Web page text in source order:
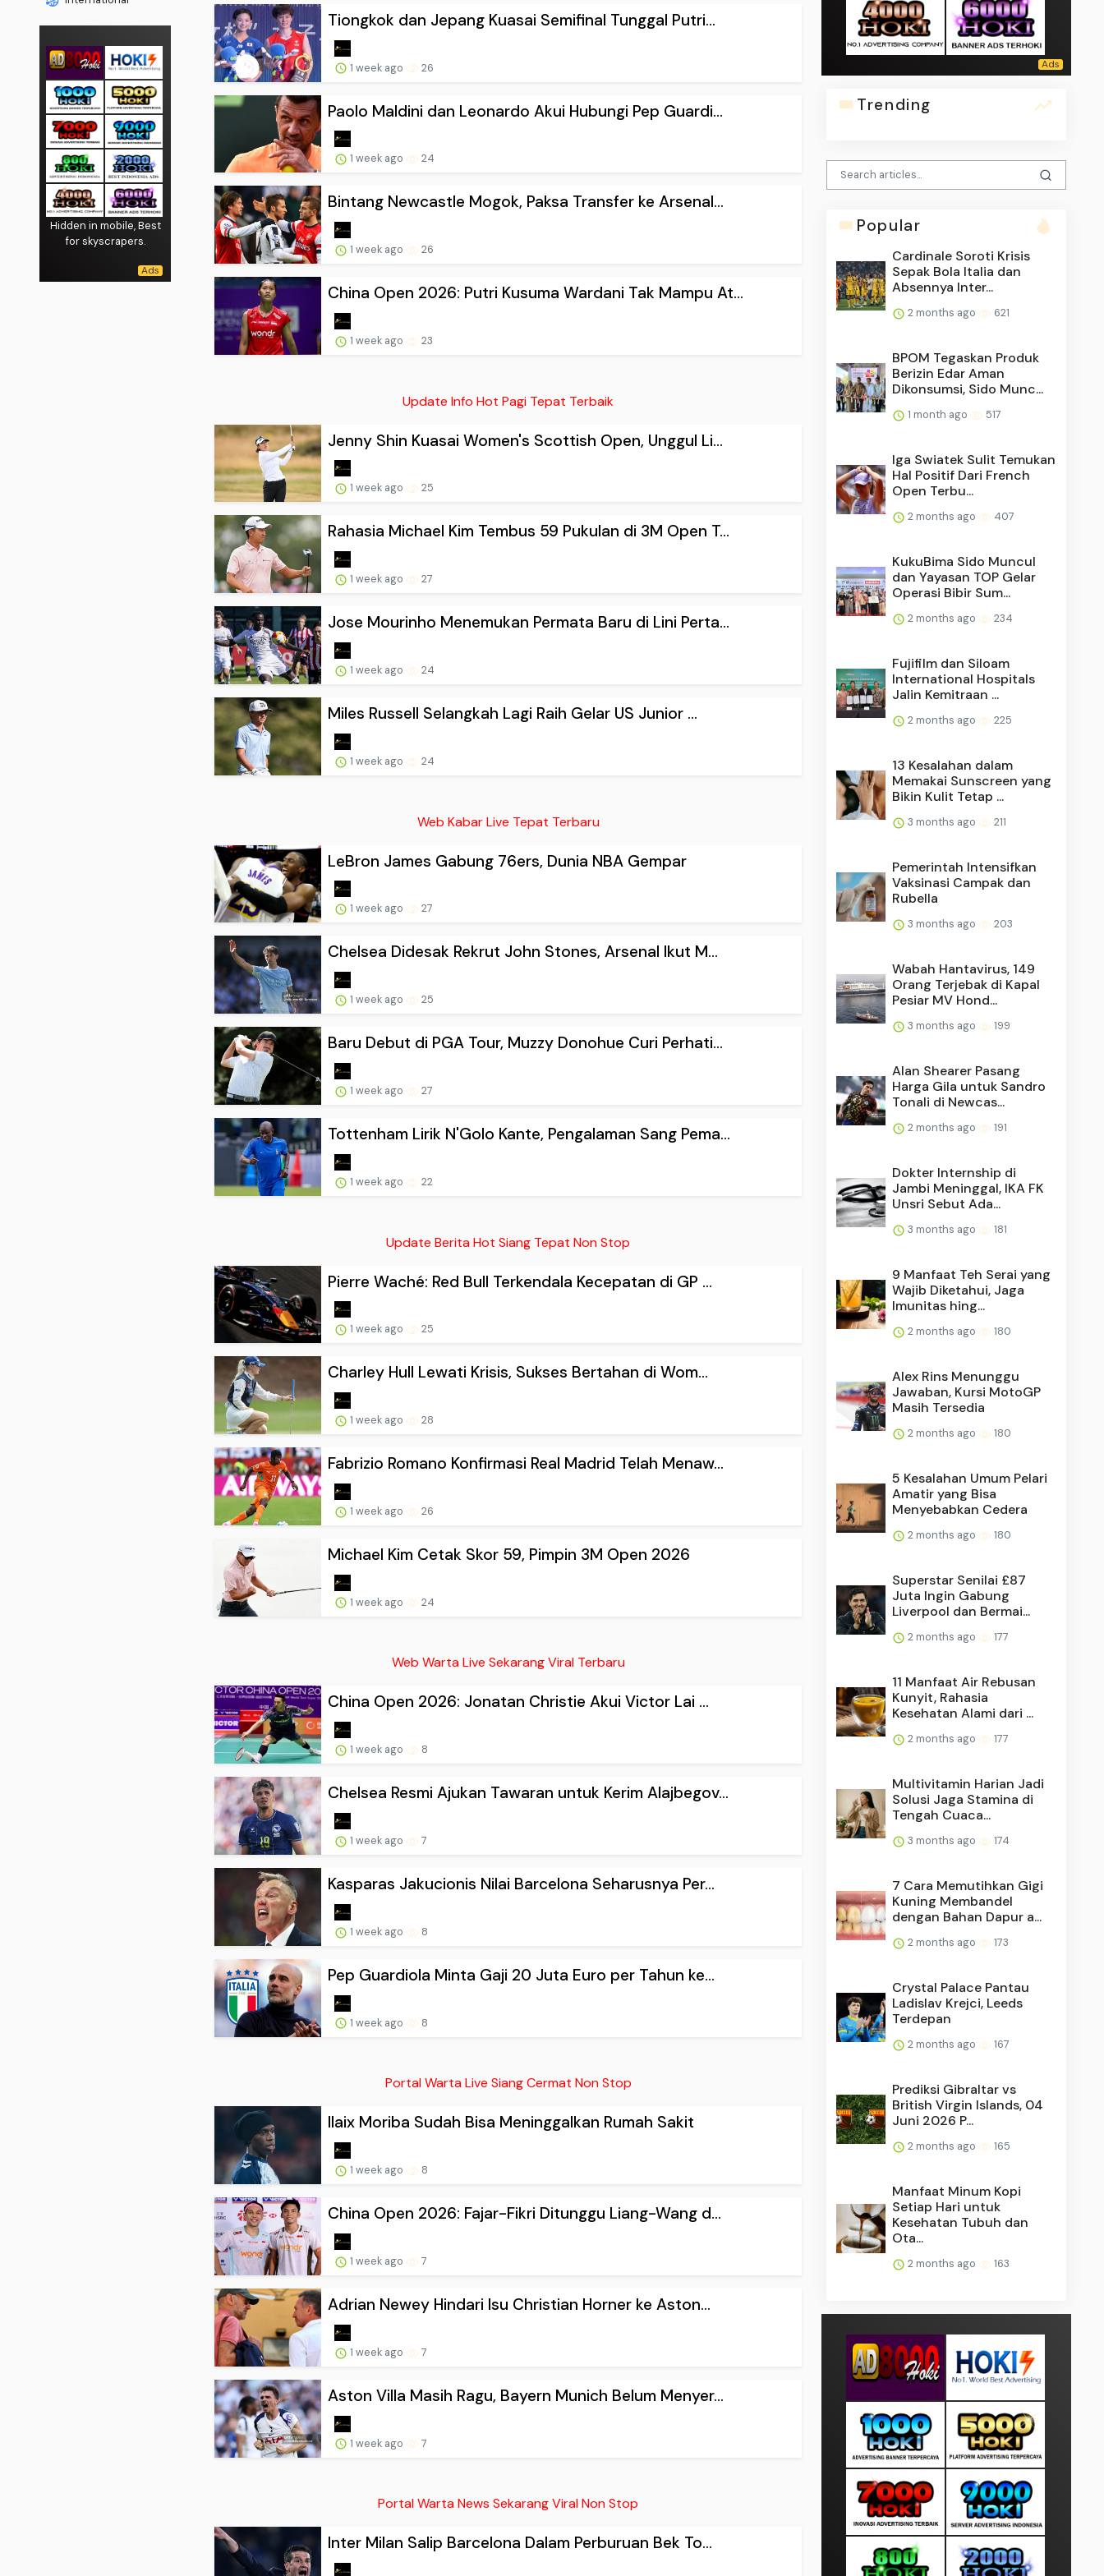
Hidden in mobile, Best
for skyscrapers.
Tiongkok dan Jepang Kuasai Semifinal Tunggal Putri...
1 week ago 26
Paolo Maldini dan Leonardo Akui Hubungi Pep Guardi...
1 week ago 24
Bintang Newcastle Mogok, Paksa Transfer ke Arsenal...
1 week ago 26
China Open 2026: Putri Kusuma Wardani Tak Mampu At...
1 week ago 23
Update Info Hot Pagi Tepat Terbaik
Jenny Shin Kuasai Women's Scottish Open, Unggul Li...
1 week ago 25
Rahasia Michael Kim Tembus 59 Pukulan di 3M Open T...
1 week ago 27
Jose Mourinho Menemukan Permata Baru di Lini Perta...
1 week ago 24
Miles Russell Selangkah Lagi Raih Gelar US Junior ...
1 week ago 24
Web Kabar Live Tepat Terbaru
LeBron James Gabung 76ers, Dunia NBA Gempar
1 week ago 27
Chelsea Didesak Rekrut John Stones, Arsenal Ikut M...
1 week ago 25
Baru Debut di PGA Tour, Muzzy Donohue Curi Perhati...
1 week ago 27
Tottenham Lirik N'Golo Kante, Pengalaman Sang Pema...
1 week ago 22
Update Berita Hot Siang Tepat Non Stop
Pierre Waché: Red Bull Terkendala Kecepatan di GP ...
1 week ago 25
Charley Hull Lewati Krisis, Sukses Bertahan di Wom...
1 week ago 28
Fabrizio Romano Konfirmasi Real Madrid Telah Menaw...
1 week ago 26
Michael Kim Cetak Skor 59, Pimpin 3M Open 2026
1 week ago 24
Web Warta Live Sekarang Viral Terbaru
China Open 2026: Jonatan Christie Akui Victor Lai ...
1 week ago 8
Chelsea Resmi Ajukan Tawaran untuk Kerim Alajbegov...
1 week ago 7
Kasparas Jakucionis Nilai Barcelona Seharusnya Per...
1 week ago 8
Pep Guardiola Minta Gaji 20 Juta Euro per Tahun ke...
1 week ago 8
Portal Warta Live Siang Cermat Non Stop
Ilaix Moriba Sudah Bisa Meninggalkan Rumah Sakit
1 week ago 8
China Open 2026: Fajar-Fikri Ditunggu Liang-Wang d...
1 week ago 7
Adrian Newey Hindari Isu Christian Horner ke Aston...
1 week ago 7
Aston Villa Masih Ragu, Bayern Munich Belum Menyer...
1 week ago 7
Portal Warta News Sekarang Viral Non Stop
Inter Milan Salip Barcelona Dalam Perburuan Bek To...
Trending
Popular
Cardinale Soroti Krisis
Sepak Bola Italia dan
Absennya Inter...
2 months ago 621
BPOM Tegaskan Produk
Berizin Edar Aman
Dikonsumsi, Sido Munc...
1 month ago 517
Iga Swiatek Sulit Temukan
Hal Positif Dari French
Open Terbu...
2 months ago 407
KukuBima Sido Muncul
dan Yayasan TOP Gelar
Operasi Bibir Sum...
2 months ago 234
Fujifilm dan Siloam
International Hospitals
Jalin Kemitraan ...
2 months ago 225
13 Kesalahan dalam
Memakai Sunscreen yang
Bikin Kulit Tetap ...
3 months ago 211
Pemerintah Intensifkan
Vaksinasi Campak dan
Rubella
3 months ago 203
Wabah Hantavirus, 149
Orang Terjebak di Kapal
Pesiar MV Hond...
3 months ago 199
Alan Shearer Pasang
Harga Gila untuk Sandro
Tonali di Newcas...
2 months ago 191
Dokter Internship di
Jambi Meninggal, IKA FK
Unsri Sebut Ada...
3 months ago 181
9 Manfaat Teh Serai yang
Wajib Diketahui, Jaga
Imunitas hing...
2 months ago 180
Alex Rins Menunggu
Jawaban, Kursi MotoGP
Masih Tersedia
2 months ago 180
5 Kesalahan Umum Pelari
Amatir yang Bisa
Menyebabkan Cedera
2 months ago 180
Superstar Senilai £87
Juta Ingin Gabung
Liverpool dan Bermai...
2 months ago 177
11 Manfaat Air Rebusan
Kunyit, Rahasia
Kesehatan Alami dari ...
2 months ago 177
Multivitamin Harian Jadi
Solusi Jaga Stamina di
Tengah Cuaca...
3 months ago 174
7 Cara Memutihkan Gigi
Kuning Membandel
dengan Bahan Dapur a...
2 months ago 173
Crystal Palace Pantau
Ladislav Krejci, Leeds
Terdepan
2 months ago 167
Prediksi Gibraltar vs
British Virgin Islands, 04
Juni 2026 P...
2 months ago 165
Manfaat Minum Kopi
Setiap Hari untuk
Kesehatan Tubuh dan
Ota...
2 months ago 163